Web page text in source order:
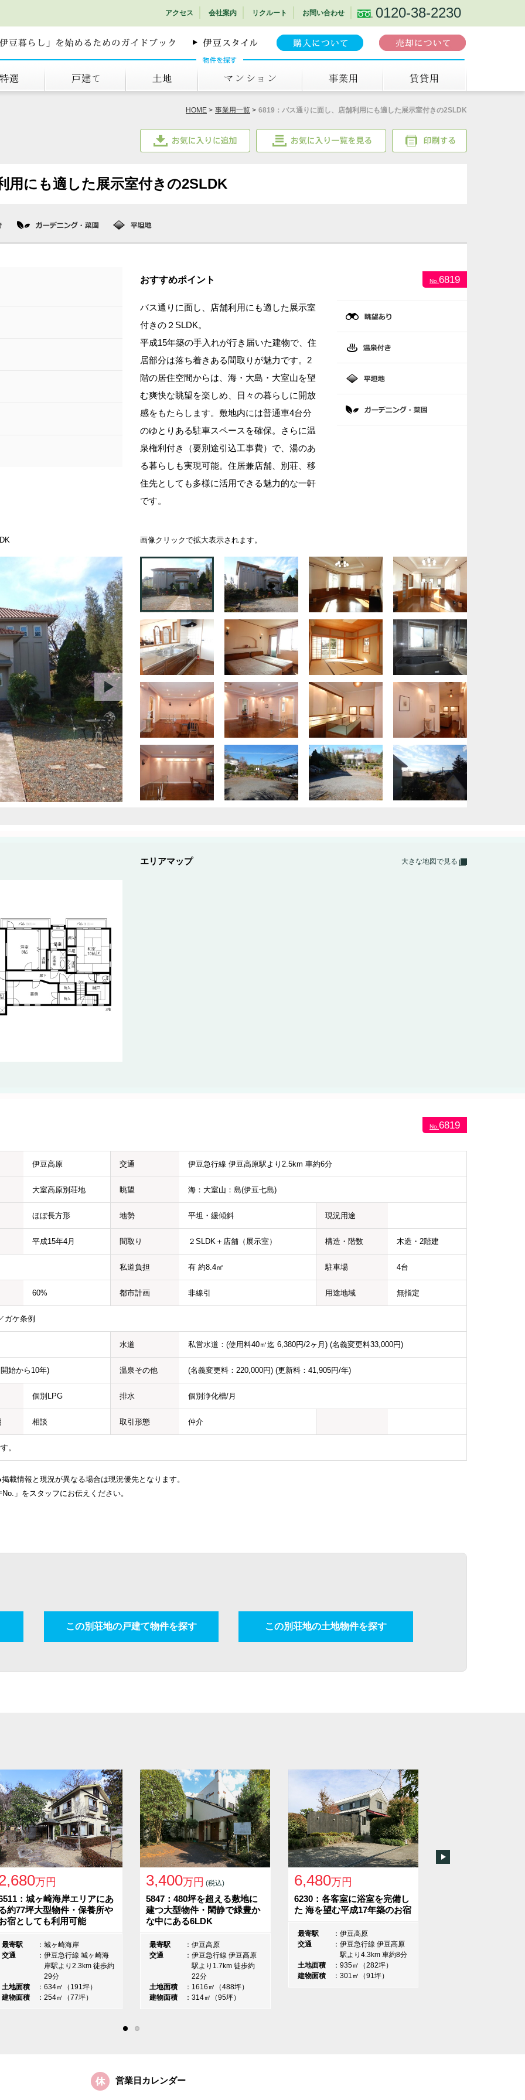
アクセス 会社案内 リクルート お問い合わせ 0120-38-2230
HOME 事業用一覧 6819：バス通りに面し、店舗利用にも適した展示室付きの2SLDK
用にも適した展示室付きの2SLDK
No.6819
おすすめポイント
バス通りに面し、店舗利用にも適した展示室
付きの２SLDK。
平成15年築の手入れが行き届いた建物で、住
居部分は落ち着きある間取りが魅力です。2
階の居住空間からは、海・大島・大室山を望
む爽快な眺望を楽しめ、日々の暮らしに開放
感をもたらします。敷地内には普通車4台分
のゆとりある駐車スペースを確保。さらに温
泉権利付き（要別途引込工事費）で、湯のあ
る暮らしも実現可能。住居兼店舗、別荘、移
住先としても多様に活用できる魅力的な一軒
です。
画像クリックで拡大表示されます。
エリアマップ 大きな地図で見る
No.6819
伊豆高原 交通 伊豆急行線 伊豆高原駅より2.5km 車約6分
大室高原別荘地 眺望 海：大室山：島(伊豆七島)
ほぼ長方形 地勢 平坦・緩傾斜 現況用途
平成15年4月 間取り ２SLDK＋店舗（展示室） 構造・階数 木造・2階建
私道負担 有 約8.4㎡ 駐車場 4台
60% 都市計画 非線引 用途地域 無指定
ガケ条例
水道 私営水道：(使用料40㎥迄 6,380円/2ヶ月) (名義変更料33,000円)
始から10年) 温泉その他 (名義変更料：220,000円) (更新料：41,905円/年)
個別LPG 排水 個別浄化槽/月
相談 取引形態 仲介
。
載情報と現況が異なる場合は現況優先となります。
」をスタッフにお伝えください。
この別荘地の戸建て物件を探す この別荘地の土地物件を探す
万円
：城ヶ崎海岸エリアにあ
約77坪大型物件・保養所や
宿としても利用可能
最寄駅
城ヶ崎海岸
交通
伊豆急行線 城ヶ崎海
岸駅より2.3km 徒歩約
29分
土地面積
634㎡（191坪）
建物面積
254㎡（77坪）
3,400万円 (税込)
5847：480坪を超える敷地に
建つ大型物件・閑静で緑豊か
な中にある6LDK
最寄駅
伊豆高原
交通
伊豆急行線 伊豆高原
駅より1.7km 徒歩約
22分
土地面積
1616㎡（488坪）
建物面積
314㎡（95坪）
6,480万円
6230：各客室に浴室を完備し
た 海を望む平成17年築のお宿
最寄駅
伊豆高原
交通
伊豆急行線 伊豆高原
駅より4.3km 車約8分
土地面積
935㎡（282坪）
建物面積
301㎡（91坪）
営業日カレンダー